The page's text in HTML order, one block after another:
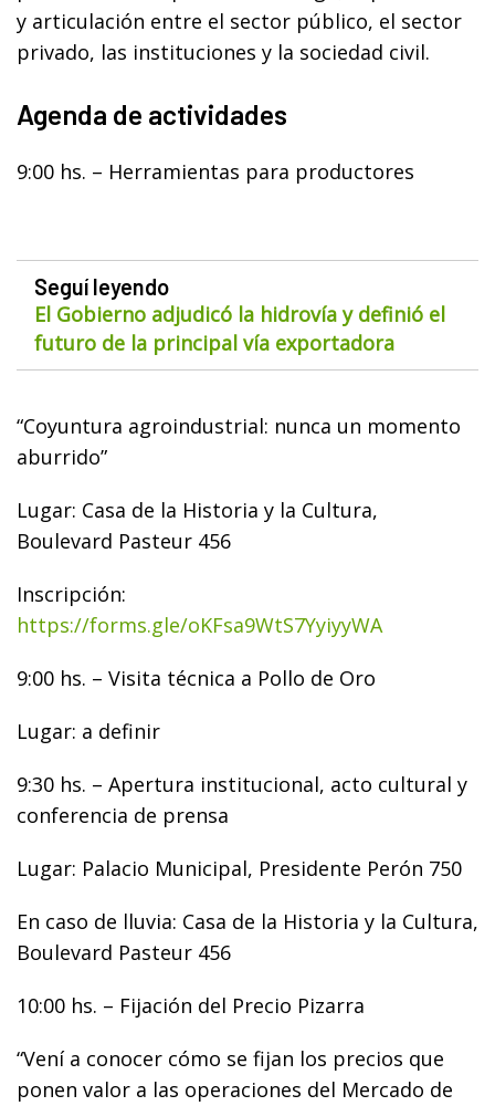
y articulación entre el sector público, el sector
privado, las instituciones y la sociedad civil.
Agenda de actividades
9:00 hs. – Herramientas para productores
Seguí leyendo
El Gobierno adjudicó la hidrovía y definió el
futuro de la principal vía exportadora
“Coyuntura agroindustrial: nunca un momento
aburrido”
Lugar: Casa de la Historia y la Cultura,
Boulevard Pasteur 456
Inscripción:
https://forms.gle/oKFsa9WtS7YyiyyWA
9:00 hs. – Visita técnica a Pollo de Oro
Lugar: a definir
9:30 hs. – Apertura institucional, acto cultural y
conferencia de prensa
Lugar: Palacio Municipal, Presidente Perón 750
En caso de lluvia: Casa de la Historia y la Cultura,
Boulevard Pasteur 456
10:00 hs. – Fijación del Precio Pizarra
“Vení a conocer cómo se fijan los precios que
ponen valor a las operaciones del Mercado de